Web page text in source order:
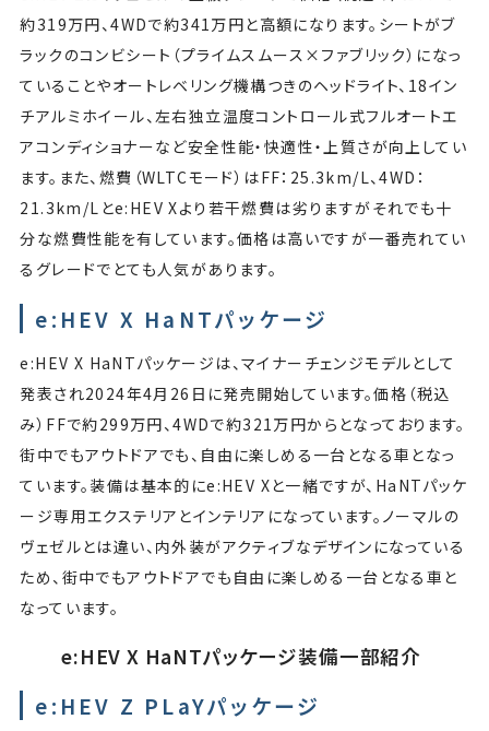
約319万円、4WDで約341万円と高額になります。シートがブ
ラックのコンビシート（プライムスムース×ファブリック）になっ
ていることやオートレベリング機構つきのヘッドライト、18イン
チアルミホイール、左右独立温度コントロール式フルオートエ
アコンディショナーなど安全性能・快適性・上質さが向上してい
ます。また、燃費（WLTCモード）はFF：25.3km/L、4WD：
21.3km/Lとe:HEV Xより若干燃費は劣りますがそれでも十
分な燃費性能を有しています。価格は高いですが一番売れてい
るグレードでとても人気があります。
e:HEV X HaNTパッケージ
e:HEV X HaNTパッケージは、マイナーチェンジモデルとして
発表され2024年4月26日に発売開始しています。価格（税込
み）FFで約299万円、4WDで約321万円からとなっております。
街中でもアウトドアでも、自由に楽しめる一台となる車となっ
ています。装備は基本的にe:HEV Xと一緒ですが、HaNTパッケ
ージ専用エクステリアとインテリアになっています。ノーマルの
ヴェゼルとは違い、内外装がアクティブなデザインになっている
ため、街中でもアウトドアでも自由に楽しめる一台となる車と
なっています。
e:HEV X HaNTパッケージ装備一部紹介
e:HEV Z PLaYパッケージ